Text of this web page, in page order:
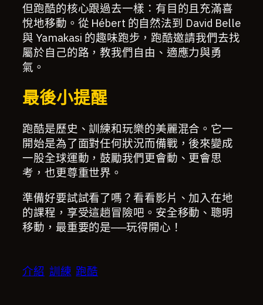
但跑酷的核心跟過去一樣：有目的且充滿喜
悅地移動。從 Hébert 的自然法到 David Belle
與 Yamakasi 的趣味跑步，跑酷邀請我們去找
屬於自己的路，教我們自由、適應力與勇
氣。
最後小提醒
跑酷是歷史、訓練和玩樂的美麗混合。它一
開始是為了面對任何狀況而備戰，後來變成
一股全球運動，鼓勵我們更會動、更會思
考，也更尊重世界。
準備好要試試看了嗎？看看影片、加入在地
的課程，享受這趟冒險吧。安全移動、聰明
移動，最重要的是──玩得開心！
介紹 訓練 跑酷